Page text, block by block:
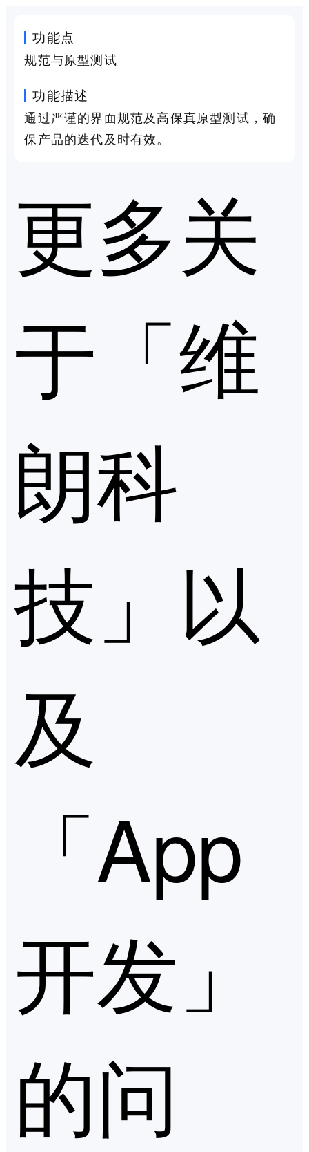
功能点
规范与原型测试
功能描述
通过严谨的界面规范及高保真原型测试，确
保产品的迭代及时有效。
更多关
于「维
朗科
技」以
及
「App
开发」
的问